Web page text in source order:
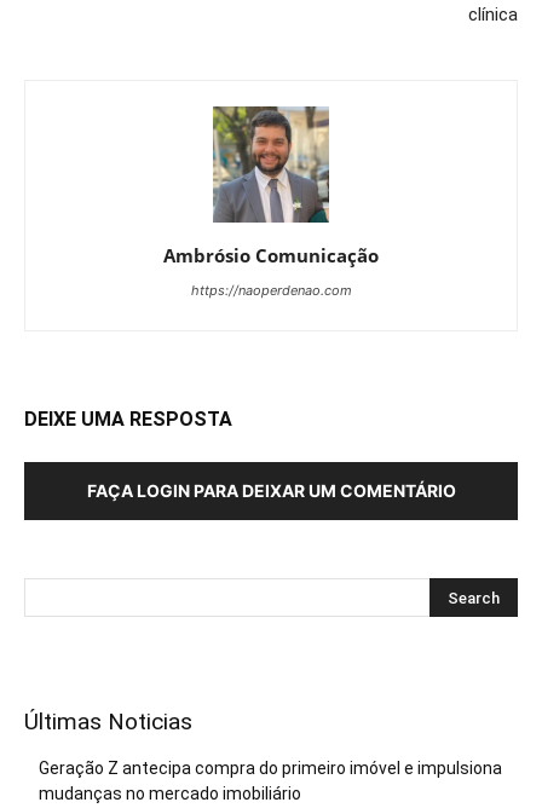
clínica
Ambrósio Comunicação
https://naoperdenao.com
DEIXE UMA RESPOSTA
FAÇA LOGIN PARA DEIXAR UM COMENTÁRIO
Últimas Noticias
Geração Z antecipa compra do primeiro imóvel e impulsiona
mudanças no mercado imobiliário